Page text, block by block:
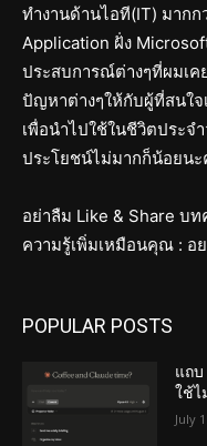
ทำงานด้านไอที(IT) มาก
Application ฝั่ง
ประสบการณ์ต่างๆที่ผมเค
ปัญหาต่างๆให้กับผู้ที่สนใจ
เพื่อนำไปใช้ในชีวิตประจ
ประโยชน์ไม่มากก็น้อยนะ
อย่าลืม Like & Share บ
ความรู้เพิ่มเหมือนคุณ : อ
POPULAR POSTS
แถบ
ใช้ไ
July